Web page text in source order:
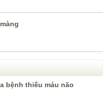
bệnh thiếu máu não